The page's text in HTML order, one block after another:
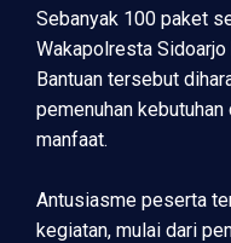
Sebanyak 100 paket
Wakapolresta
Bantuan tersebut
pemenuhan
manfaat.
Antusiasme peserta
kegiatan, mulai dari